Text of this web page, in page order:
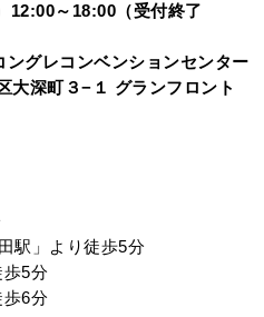
12:00～18:00（受付終了
グレコンベンションセンター
大深町３−１ グランフロント
駅」より徒歩5分
歩5分
歩6分